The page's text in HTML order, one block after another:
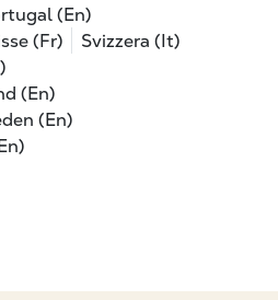
(En)
(Fr)
Svizzera (It)
(En)
(En)